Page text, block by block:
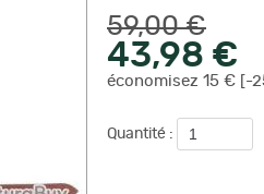
59,00 €
43,98 €
économisez 15 € [-
Quantité :